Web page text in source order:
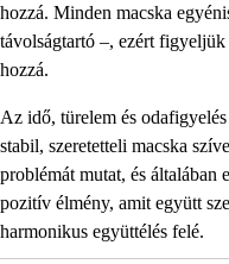
hozzá. Minden macska
távolságtartó –, ezért
hozzá.
Az idő, türelem és
stabil, szeretetteli macska
problémát mutat, és általában
pozitív élmény, amit együtt
harmonikus együttélés felé.